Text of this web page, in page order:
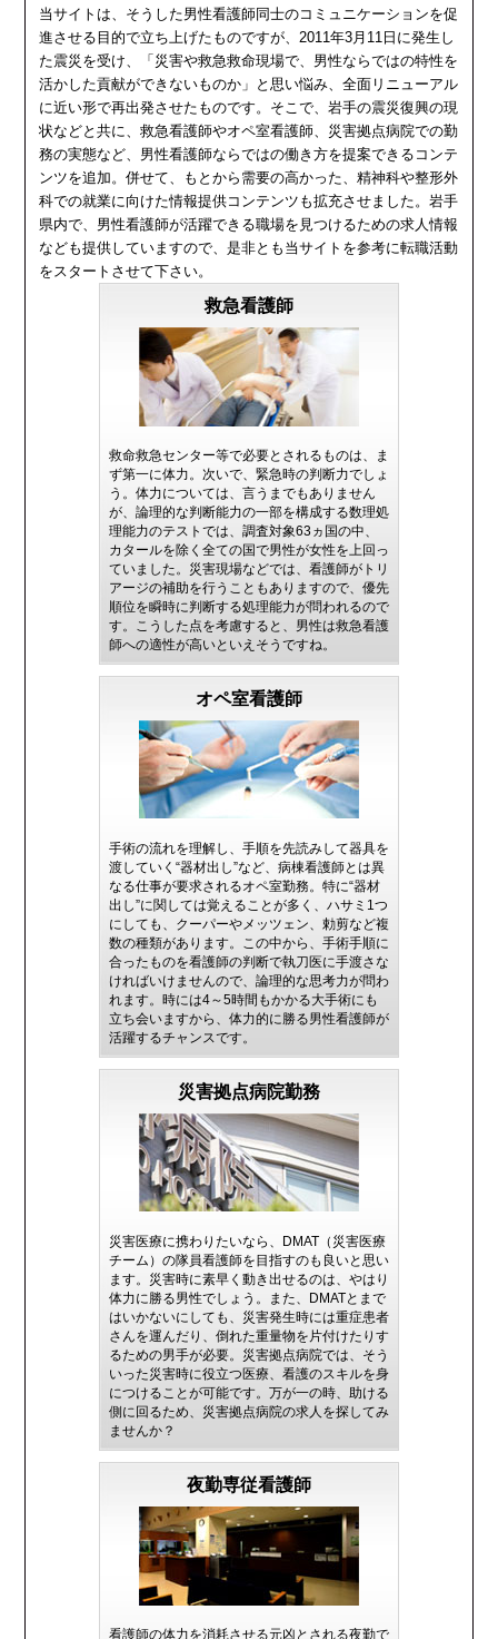
当サイトは、そうした男性看護師同士のコミュニケーションを促
進させる目的で立ち上げたものですが、2011年3月11日に発生し
た震災を受け、「災害や救急救命現場で、男性ならではの特性を
活かした貢献ができないものか」と思い悩み、全面リニューアル
に近い形で再出発させたものです。そこで、岩手の震災復興の現
状などと共に、救急看護師やオペ室看護師、災害拠点病院での勤
務の実態など、男性看護師ならではの働き方を提案できるコンテ
ンツを追加。併せて、もとから需要の高かった、精神科や整形外
科での就業に向けた情報提供コンテンツも拡充させました。岩手
県内で、男性看護師が活躍できる職場を見つけるための求人情報
なども提供していますので、是非とも当サイトを参考に転職活動
をスタートさせて下さい。
救急看護師
救命救急センター等で必要とされるものは、ま
ず第一に体力。次いで、緊急時の判断力でしょ
う。体力については、言うまでもありません
が、論理的な判断能力の一部を構成する数理処
理能力のテストでは、調査対象63ヵ国の中、
カタールを除く全ての国で男性が女性を上回っ
ていました。災害現場などでは、看護師がトリ
アージの補助を行うこともありますので、優先
順位を瞬時に判断する処理能力が問われるので
す。こうした点を考慮すると、男性は救急看護
師への適性が高いといえそうですね。
オペ室看護師
手術の流れを理解し、手順を先読みして器具を
渡していく“器材出し”など、病棟看護師とは異
なる仕事が要求されるオペ室勤務。特に“器材
出し”に関しては覚えることが多く、ハサミ1つ
にしても、クーパーやメッツェン、勅剪など複
数の種類があります。この中から、手術手順に
合ったものを看護師の判断で執刀医に手渡さな
ければいけませんので、論理的な思考力が問わ
れます。時には4～5時間もかかる大手術にも
立ち会いますから、体力的に勝る男性看護師が
活躍するチャンスです。
災害拠点病院勤務
災害医療に携わりたいなら、DMAT（災害医療
チーム）の隊員看護師を目指すのも良いと思い
ます。災害時に素早く動き出せるのは、やはり
体力に勝る男性でしょう。また、DMATとまで
はいかないにしても、災害発生時には重症患者
さんを運んだり、倒れた重量物を片付けたりす
るための男手が必要。災害拠点病院では、そう
いった災害時に役立つ医療、看護のスキルを身
につけることが可能です。万が一の時、助ける
側に回るため、災害拠点病院の求人を探してみ
ませんか？
夜勤専従看護師
看護師の体力を消耗させる元凶とされる夜勤で